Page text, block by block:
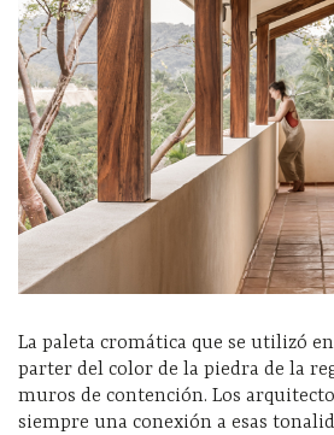
La paleta cromática que se utilizó
parter del color de la piedra de la
muros de contención. Los
siempre una conexión a esas